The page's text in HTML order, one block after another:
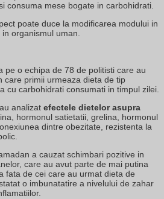
consuma mese bogate in carbohidrati.
poate duce la modificarea modului in
organismul uman.
pe o echipa de 78 de politisti care au
care primii urmeaza dieta de tip
cu carbohidrati consumati in timpul zilei.
analizat efectele dietelor asupra
hormonul satietatii, grelina, hormonul
dintre obezitate, rezistenta la
a cauzat schimbari pozitive in
care au avut parte de mai putina
fata de cei care au urmat dieta de
o imbunatatire a nivelului de zahar